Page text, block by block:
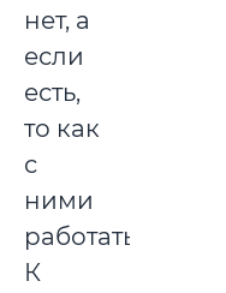
нет, а
если
есть,
то как
с
ними
работать.
К